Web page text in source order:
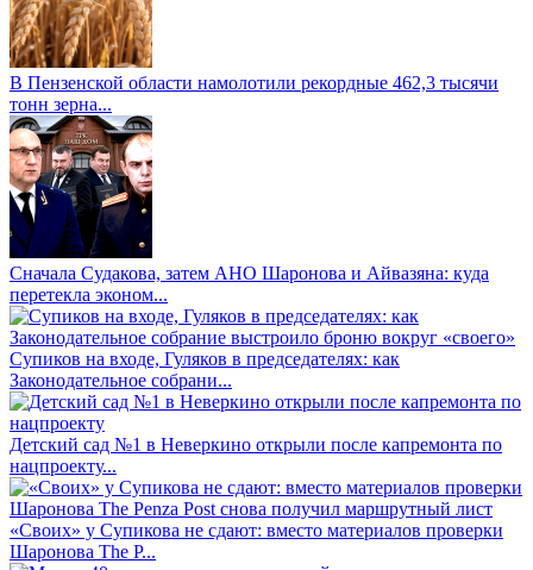
В Пензенской области намолотили рекордные 462,3 тысячи
тонн зерна...
Сначала Судакова, затем АНО Шаронова и Айвазяна: куда
перетекла эконом...
Супиков на входе, Гуляков в председателях: как
Законодательное собрани...
Детский сад №1 в Неверкино открыли после капремонта по
нацпроекту...
«Своих» у Супикова не сдают: вместо материалов проверки
Шаронова The P...